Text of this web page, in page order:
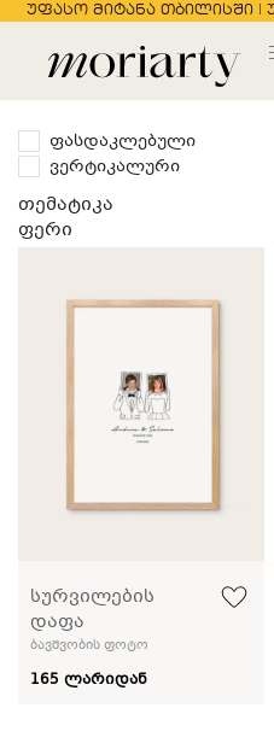
უფასო მიტანა თბილისში |
ფასდაკლებული
ვერტიკალური
თემატიკა
ქორწილის პოსტერი
ფერი
სურვილების
დაფა
ბავშვობის ფოტო
165 ლარიდან